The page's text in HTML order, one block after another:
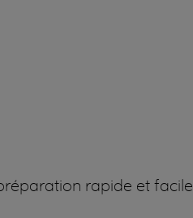
rapide et facile